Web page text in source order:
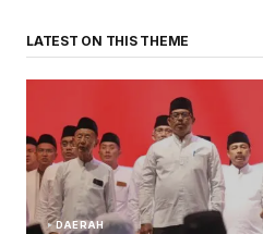
LATEST ON THIS THEME
DAERAH